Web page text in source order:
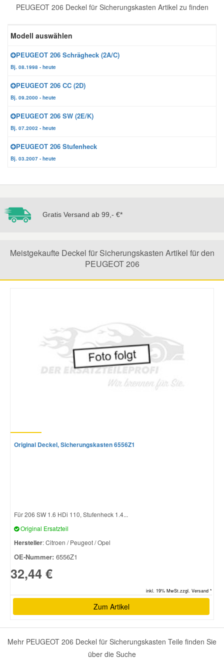
PEUGEOT 206 Deckel für Sicherungskasten Artikel zu finden
Modell auswählen
PEUGEOT 206 Schrägheck (2A/C)
Bj. 08.1998 - heute
PEUGEOT 206 CC (2D)
Bj. 09.2000 - heute
PEUGEOT 206 SW (2E/K)
Bj. 07.2002 - heute
PEUGEOT 206 Stufenheck
Bj. 03.2007 - heute
Gratis Versand ab 99,- €*
Meistgekaufte Deckel für Sicherungskasten Artikel für den
PEUGEOT 206
Original Deckel, Sicherungskasten 6556Z1
Für 206 SW 1.6 HDi 110, Stufenheck 1.4...
Original Ersatzteil
Hersteller: Citroen / Peugeot / Opel
OE-Nummer: 6556Z1
32,44 €
inkl. 19% MwSt.zzgl. Versand *
Zum Artikel
Mehr PEUGEOT 206 Deckel für Sicherungskasten Teile finden Sie
über die Suche
Winter-Autozubehör
Hyundai Ersatzteile
Jeep Ersatzteile
Lancia Ersatzteile
Mitsubishi Ersatzteile
Nissan Ersatzteile
Skoda Ersatzteile
Toyota Ersatzteile
Vauxhall Ersatzteile